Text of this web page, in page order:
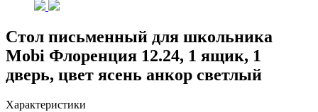
Стол письменный для школьника
Mobi Флоренция 12.24, 1 ящик, 1
дверь, цвет ясень анкор светлый
Характеристики